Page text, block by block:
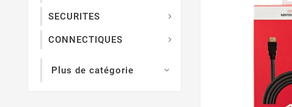
SECURITES 
CONNECTIQUES 
Plus de catégorie 